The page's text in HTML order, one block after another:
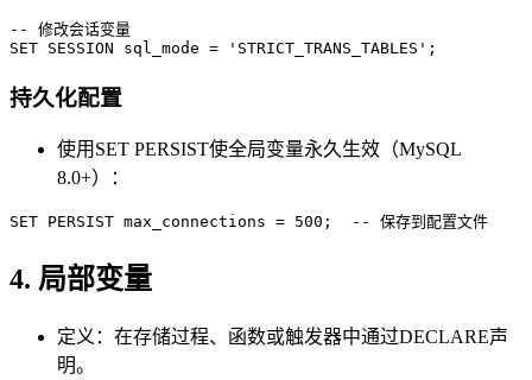
-- 修改会话变量
持久化配置
使用SET PERSIST使全局变量永久生效（MySQL
8.0+）：
4. 局部变量
定义：在存储过程、函数或触发器中通过DECLARE声
明。